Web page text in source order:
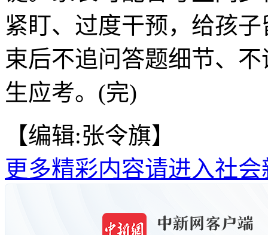
紧盯、过度干预，给孩
束后不追问答题细节、
生应考。(完)
【编辑:张令旗】
更多精彩内容请进入社会